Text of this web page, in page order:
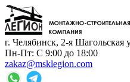
г. Челябинск, 2-я Шагольская
Пн-Пт: С 9:00 до 18:00
zakaz@msklegion.com